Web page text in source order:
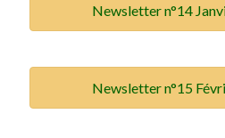
Newsletter n°14
Newsletter n°15